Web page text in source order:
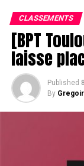
CLASSEMENTS
[BPT
laisse
Published
By